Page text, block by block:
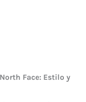
Face: Estilo y